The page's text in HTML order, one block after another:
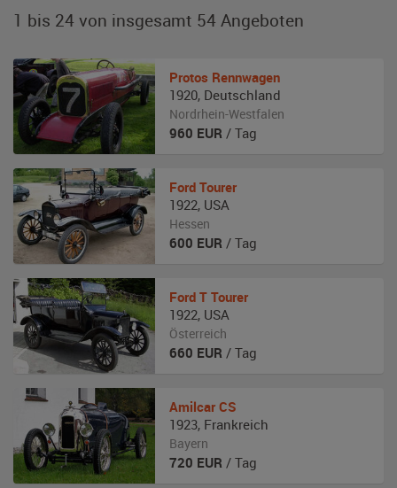
1 bis 24 von insgesamt 54 Angeboten
Protos Rennwagen
1920, Deutschland
Nordrhein-Westfalen
960 EUR / Tag
Ford Tourer
1922, USA
Hessen
600 EUR / Tag
Ford T Tourer
1922, USA
Österreich
660 EUR / Tag
Amilcar CS
1923, Frankreich
Bayern
720 EUR / Tag